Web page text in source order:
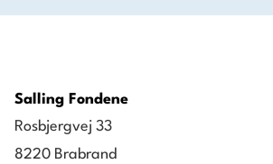
Salling Fondene
Rosbjergvej 33
8220 Brabrand